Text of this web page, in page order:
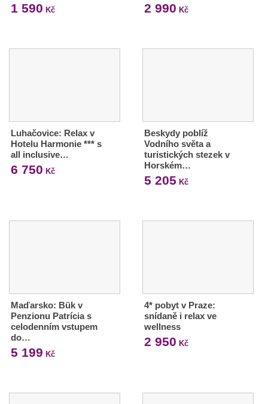
1 590 Kč 2 990 Kč
Luhačovice: Relax v
Hotelu Harmonie *** s
all inclusive…
6 750 Kč
Beskydy poblíž
Vodního světa a
turistických stezek v
Horském…
5 205 Kč
Maďarsko: Bük v
Penzionu Patrícia s
celodenním vstupem
do…
5 199 Kč
4* pobyt v Praze:
snídaně i relax ve
wellness
2 950 Kč